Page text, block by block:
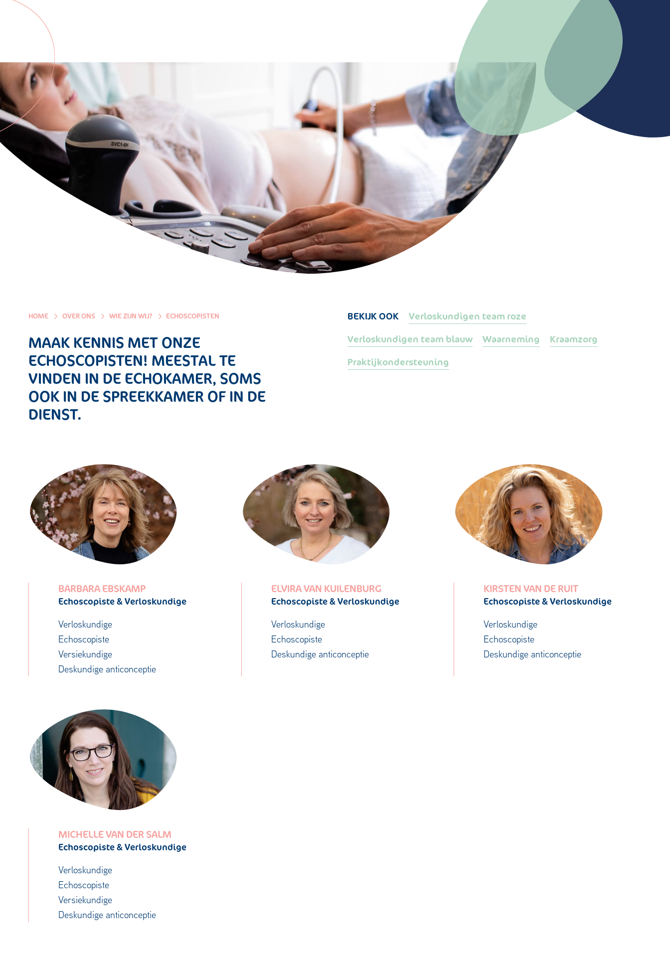
HOME OVER ONS WIE ZIJN WIJ? ECHOSCOPISTEN
MAAK KENNIS MET ONZE
ECHOSCOPISTEN! MEESTAL TE
VINDEN IN DE ECHOKAMER, SOMS
OOK IN DE SPREEKKAMER OF IN DE
DIENST.
BEKIJK OOK
Verloskundigen team roze
Verloskundigen team blauw
Waarneming
Kraamzorg
Praktijkondersteuning
BARBARA EBSKAMP
Echoscopiste & Verloskundige
Verloskundige
Echoscopiste
Versiekundige
Deskundige anticonceptie
ELVIRA VAN KUILENBURG
Echoscopiste & Verloskundige
Verloskundige
Echoscopiste
Deskundige anticonceptie
KIRSTEN VAN DE RUIT
Echoscopiste & Verloskundige
Verloskundige
Echoscopiste
Deskundige anticonceptie
MICHELLE VAN DER SALM
Echoscopiste & Verloskundige
Verloskundige
Echoscopiste
Versiekundige
Deskundige anticonceptie